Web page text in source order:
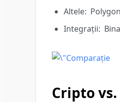
Altele:
Integrații:
Cripto